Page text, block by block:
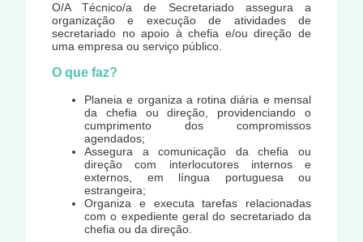
O/A Técnico/a de Secretariado assegura a
organização e execução de atividades de
secretariado no apoio à chefia e/ou direção de
uma empresa ou serviço público.
O que faz?
Planeia e organiza a rotina diária e mensal
da chefia ou direção, providenciando o
cumprimento dos compromissos
agendados;
Assegura a comunicação da chefia ou
direção com interlocutores internos e
externos, em língua portuguesa ou
estrangeira;
Organiza e executa tarefas relacionadas
com o expediente geral do secretariado da
chefia ou da direção.